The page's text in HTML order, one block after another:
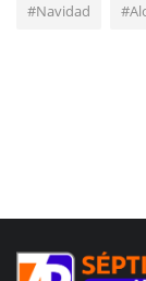
#Navidad